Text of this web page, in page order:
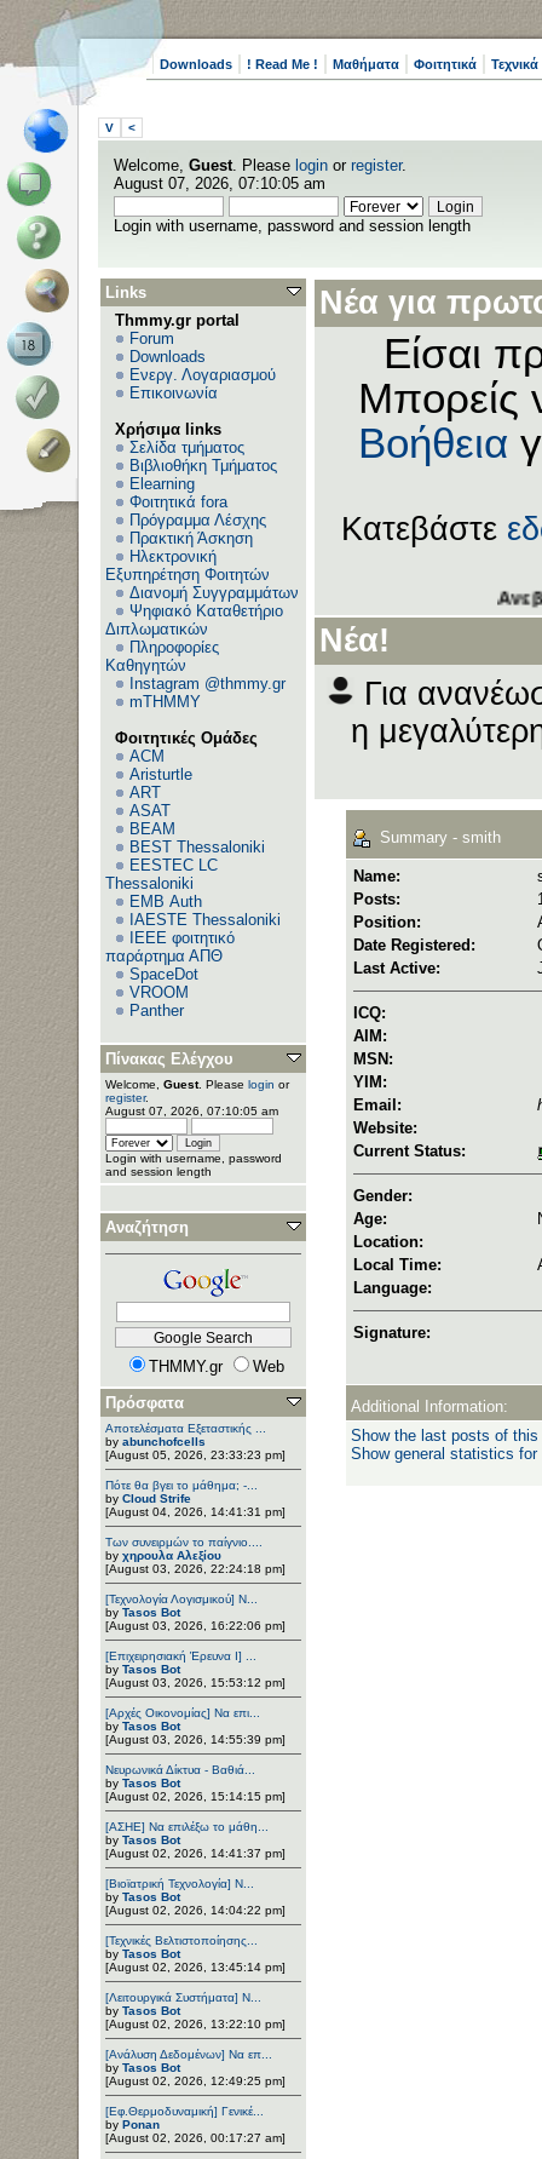
Downloads ! Read Me ! Μαθήματα Φοιτητικά
V <
Welcome, Guest. Please login or register.
August 07, 2026, 07:10:05 am
Login with username, password and session length
Links
Thmmy.gr portal
Forum
Downloads
Ενεργ. Λογαριασμού
Επικοινωνία
Χρήσιμα links
Σελίδα τμήματος
Βιβλιοθήκη Τμήματος
Elearning
Φοιτητικά fora
Πρόγραμμα Λέσχης
Πρακτική Άσκηση
Ηλεκτρονική
Εξυπηρέτηση Φοιτητών
Διανομή Συγγραμμάτων
Ψηφιακό Καταθετήριο
Διπλωματικών
Πληροφορίες
Καθηγητών
Instagram @thmmy.gr
mTHMMY
Φοιτητικές Ομάδες
ACM
Aristurtle
ART
ASAT
BEAM
BEST Thessaloniki
EESTEC LC
Thessaloniki
EΜΒ Auth
IAESTE Thessaloniki
IEEE φοιτητικό
παράρτημα ΑΠΘ
SpaceDot
VROOM
Panther
Πίνακας Ελέγχου
Welcome, Guest. Please login or
register.
August 07, 2026, 07:10:05 am
Login with username, password
and session length
Αναζήτηση
THMMY.gr
Web
Πρόσφατα
Αποτελέσματα Εξεταστικής ...
by abunchofcells
[August 05, 2026, 23:33:23 pm]
Πότε θα βγει το μάθημα; -...
by Cloud Strife
[August 04, 2026, 14:41:31 pm]
Των συνειρμών το παίγνιο....
by χηρουλα Αλεξίου
[August 03, 2026, 22:24:18 pm]
[Τεχνολογία Λογισμικού] Ν...
by Tasos Bot
[August 03, 2026, 16:22:06 pm]
[Επιχειρησιακή Έρευνα Ι] ...
by Tasos Bot
[August 03, 2026, 15:53:12 pm]
[Αρχές Οικονομίας] Να επι...
by Tasos Bot
[August 03, 2026, 14:55:39 pm]
Νευρωνικά Δίκτυα - Βαθιά...
by Tasos Bot
[August 02, 2026, 15:14:15 pm]
[ΑΣΗΕ] Να επιλέξω το μάθη...
by Tasos Bot
[August 02, 2026, 14:41:37 pm]
[Βιοϊατρική Τεχνολογία] Ν...
by Tasos Bot
[August 02, 2026, 14:04:22 pm]
[Τεχνικές Βελτιστοποίησης...
by Tasos Bot
[August 02, 2026, 13:45:14 pm]
[Λειτουργικά Συστήματα] Ν...
by Tasos Bot
[August 02, 2026, 13:22:10 pm]
[Ανάλυση Δεδομένων] Να επ...
by Tasos Bot
[August 02, 2026, 12:49:25 pm]
[Εφ.Θερμοδυναμική] Γενικέ...
by Ponan
[August 02, 2026, 00:17:27 am]
Νέα για
Είσαι
Μπορείς
Βοήθεια
Κατεβάστε
Νέα!
Για
η
Summary - smith
Name:
Posts:
Position:
Date Registered:
Last Active:
ICQ:
AIM:
MSN:
YIM:
Email:
Website:
Current Status:
Gender:
Age:
Location:
Local Time:
Language:
Signature:
Additional Information:
Show the last posts of this
Show general statistics for